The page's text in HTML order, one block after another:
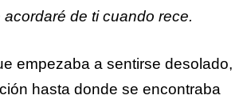
de ti cuando rece.
empezaba a sentirse desolado,
hasta donde se encontraba